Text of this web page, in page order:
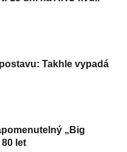
Takhle vypadá
„Big
let